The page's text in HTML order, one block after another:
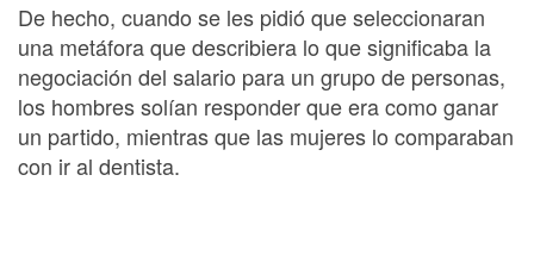
De hecho, cuando se les pidió que seleccionaran
una metáfora que describiera lo que significaba la
negociación del salario para un grupo de personas,
los hombres solían responder que era como ganar
un partido, mientras que las mujeres lo comparaban
con ir al dentista.